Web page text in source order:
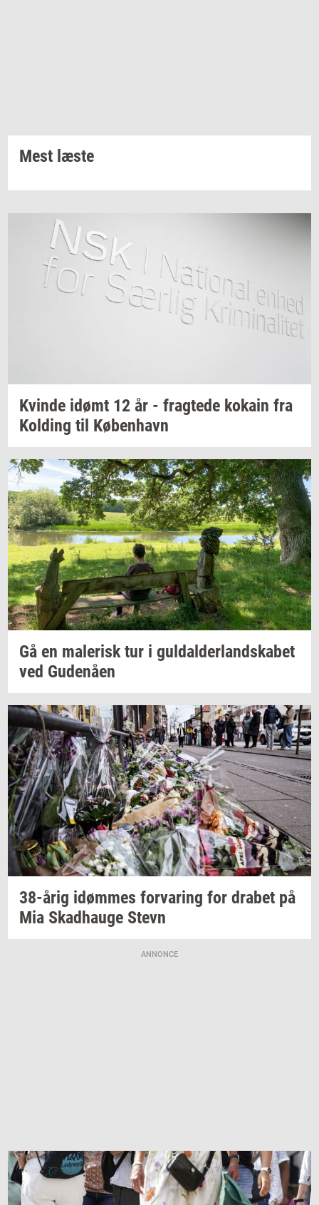
Mest læste
Kvin­de idømt 12 år - frag­te­de ko­kain fra
Kol­ding til Kø­ben­havn
Gå en ma­le­risktur i gul­dal­der­land­ska­bet
ved Gu­denå­en
38-årig idøm­mes for­va­ring for dra­bet på
Mia Skad­hau­ge Stevn
ANNONCE